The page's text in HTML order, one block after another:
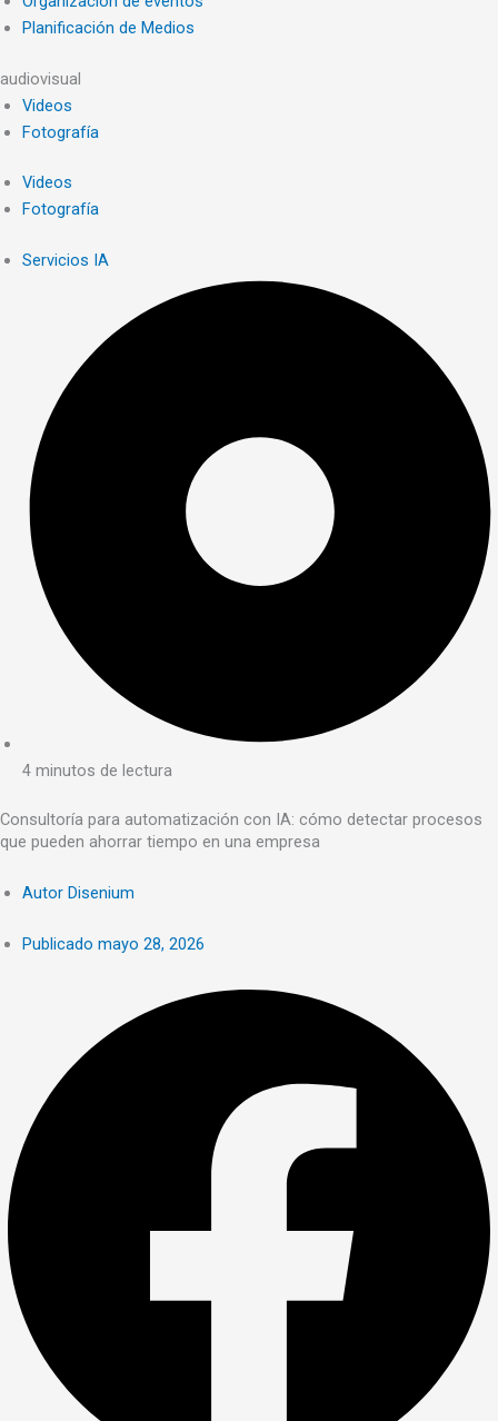
Planificación de Medios
audiovisual
Videos
Fotografía
Videos
Fotografía
Servicios IA
4 minutos de lectura
Consultoría para automatización con IA: cómo detectar procesos
que pueden ahorrar tiempo en una empresa
Autor Disenium
Publicado mayo 28, 2026